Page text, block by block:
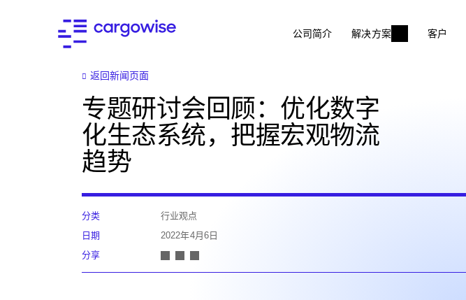
公司简介 解决方案 客户
返回新闻页面
专题研讨会回顾：优化数字
化生态系统，把握宏观物流
趋势
分类
行业观点
日期
2022年4月6日
分享